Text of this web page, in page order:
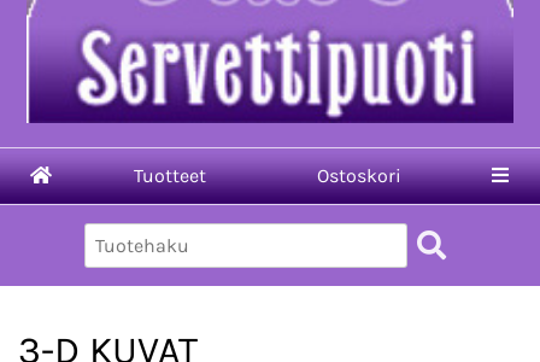
Tuotteet Ostoskori
3-D KUVAT